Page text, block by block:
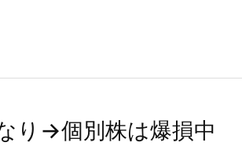
り→個別株は爆損中